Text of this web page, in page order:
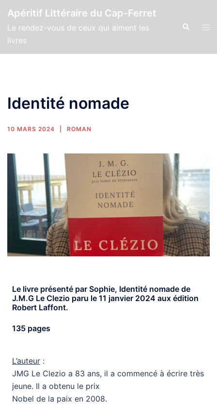
Apéritif Littéraire du Cap-Ferret
Le rendez-vous de ceux qui aiment les
livres
Identité nomade
10 MARS 2024 ROMAN
Le livre présenté par Sophie, Identité nomade de
J.M.G Le Clezio paru le 11 janvier 2024 aux édition
Robert Laffont.
135 pages
L’auteur :
JMG Le Clezio a 83 ans, il a commencé à écrire très
jeune. Il a obtenu le prix
Nobel de la paix en 2008.